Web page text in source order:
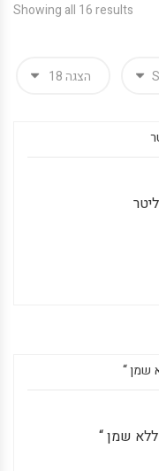
Showing all 16 results